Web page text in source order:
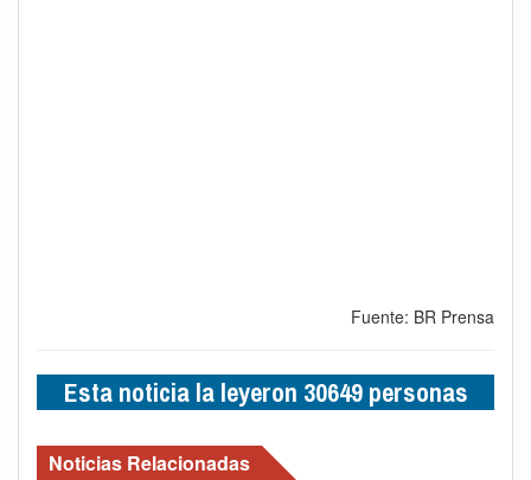
Fuente: BR Prensa
Esta noticia la leyeron 30649 personas
Noticias Relacionadas